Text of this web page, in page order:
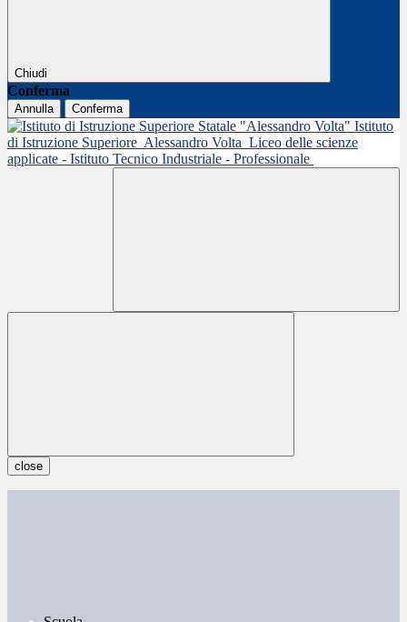
Chiudi
Conferma
Annulla Conferma
Istituto
di Istruzione Superiore Alessandro Volta Liceo delle scienze
applicate - Istituto Tecnico Industriale - Professionale
close